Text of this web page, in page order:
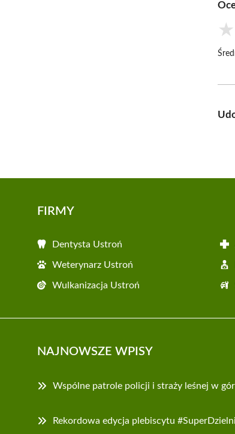
★
FIRMY
Dentysta Ustroń
Weterynarz Ustroń
Wulkanizacja Ustroń
NAJNOWSZE WPISY
Wspólne patrole policji i straży leśnej w
Rekordowa edycja plebiscytu